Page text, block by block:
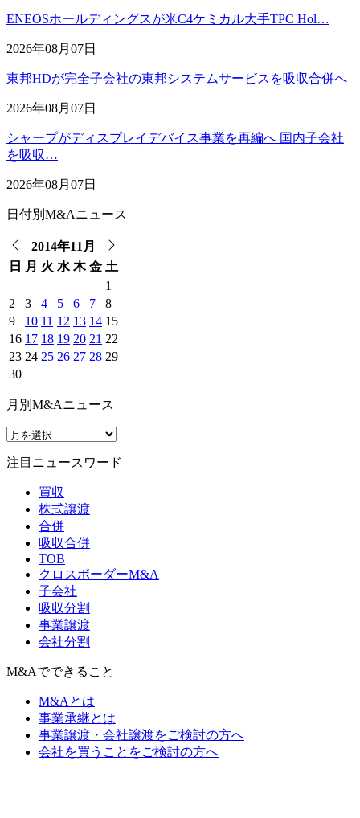
ENEOSホールディングスが米C4ケミカル大手TPC Hol…
2026年08月07日
東邦HDが完全子会社の東邦システムサービスを吸収合併へ
2026年08月07日
シャープがディスプレイデバイス事業を再編へ 国内子会社
を吸収…
2026年08月07日
日付別M&Aニュース
2014年11月
日 月 火 水 木 金 土
1
2
3 4 5 6 7
8
9
10 11 12 13 14 15
16 17 18 19 20 21 22
23 24 25 26 27 28 29
30
月別M&Aニュース
注目ニュースワード
買収
株式譲渡
合併
吸収合併
TOB
クロスボーダーM&A
子会社
吸収分割
事業譲渡
会社分割
M&Aでできること
M&Aとは
事業承継とは
事業譲渡・会社譲渡をご検討の方へ
会社を買うことをご検討の方へ